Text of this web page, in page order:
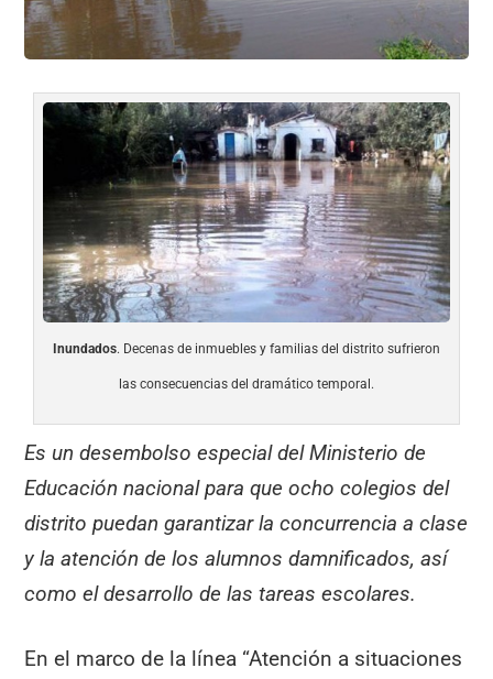
Inundados. Decenas de inmuebles y familias del distrito sufrieron
las consecuencias del dramático temporal.
Es un desembolso especial del Ministerio de
Educación nacional para que ocho colegios del
distrito puedan garantizar la concurrencia a clase
y la atención de los alumnos damnificados, así
como el desarrollo de las tareas escolares.
En el marco de la línea “Atención a situaciones